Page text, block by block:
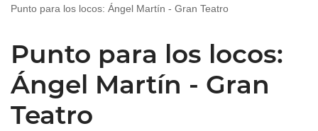
Punto para los locos: Ángel Martín - Gran Teatro
Punto para los locos:
Ángel Martín - Gran
Teatro